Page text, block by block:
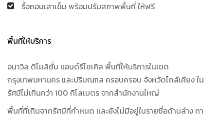
รื้อถอนเสาเข็ม พร้อมปรับสภาพพื้นที่ ให้ฟรี
พื้นที่ให้บริการ
อนาวิล ดิโมลิชั่น แอนด์รีไซเคิล พื้นที่ให้บริการในเขต
กรุงเทพมหานคร และปริมณฑล ครอบครอบ จังหวัดไกล้เคียง ใน
รัศมีไม่เกินกว่า 100 กิโลเมตร จากสำนักงานใหญ่
พื้นที่ที่เกินจากรัศมีที่กำหนด และยังไม่มีอยู่ในรายชื่อด้านล่าง ทา